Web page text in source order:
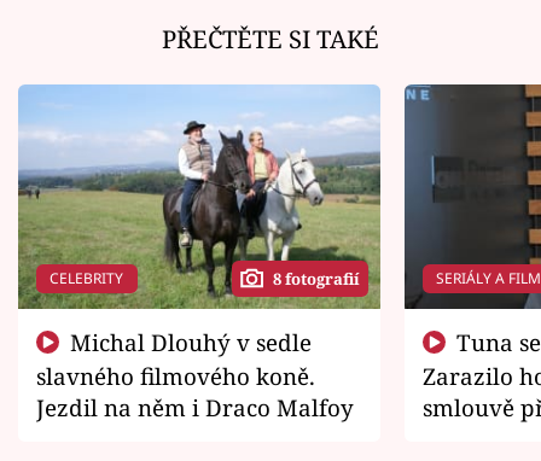
PŘEČTĚTE SI TAKÉ
CELEBRITY 8 fotografií
slavného filmového koně.
Jezdil na něm i Draco Malfoy
SERIÁLY A
Zarazilo
smlouvě